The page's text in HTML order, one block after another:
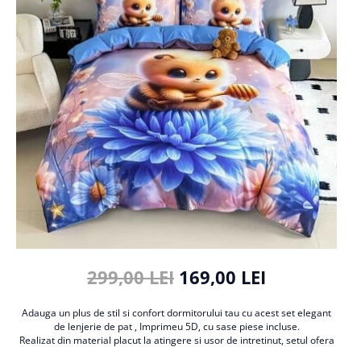
Cearceaf cu elastic
Cearceaf normal
Lenjerii De Pat Creponate
Lenjerii De Pat Bumbac Poplin 2
Persoane
Lenjerii De Pat Bumbac Poplin,
Matlasate, 2 Persoane
Lenjerii De Pat Bumbac Satinat 2
Persoane
Lenjerii De Pat Volanase
Lenjerii De Pat, Finet Premium 3D,
Lenjerii De Pat Catifea
Lenjerii De Pat Cocolino
Set Lenjerie De Pat Blana
299,00 LEI 169,00 LEI
Adauga un plus de stil si confort dormitorului tau cu acest set elegant
de lenjerie de pat , Imprimeu 5D, cu sase piese incluse.
Realizat din material placut la atingere si usor de intretinut, setul ofera